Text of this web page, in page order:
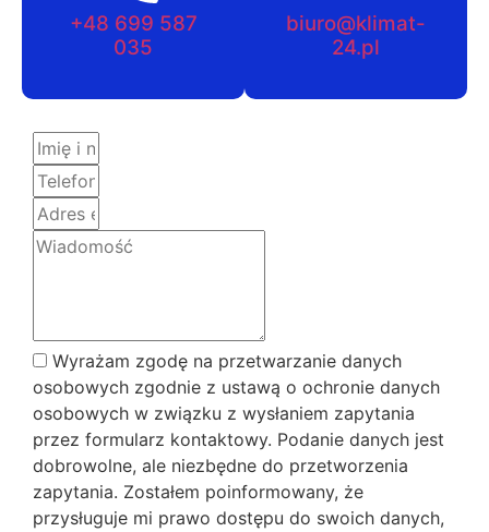
+48 699 587
035
biuro@klimat-
24.pl
Wyrażam zgodę na przetwarzanie danych
osobowych zgodnie z ustawą o ochronie danych
osobowych w związku z wysłaniem zapytania
przez formularz kontaktowy. Podanie danych jest
dobrowolne, ale niezbędne do przetworzenia
zapytania. Zostałem poinformowany, że
przysługuje mi prawo dostępu do swoich danych,